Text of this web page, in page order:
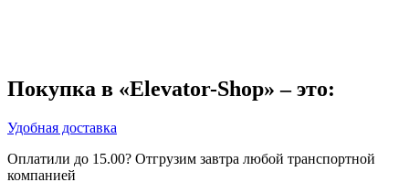
Покупка в «Elevator-Shop» – это:
Удобная доставка
Оплатили до 15.00? Отгрузим завтра любой транспортной
компанией